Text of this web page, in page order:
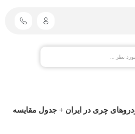
چری در ایران + جدول مقایسه